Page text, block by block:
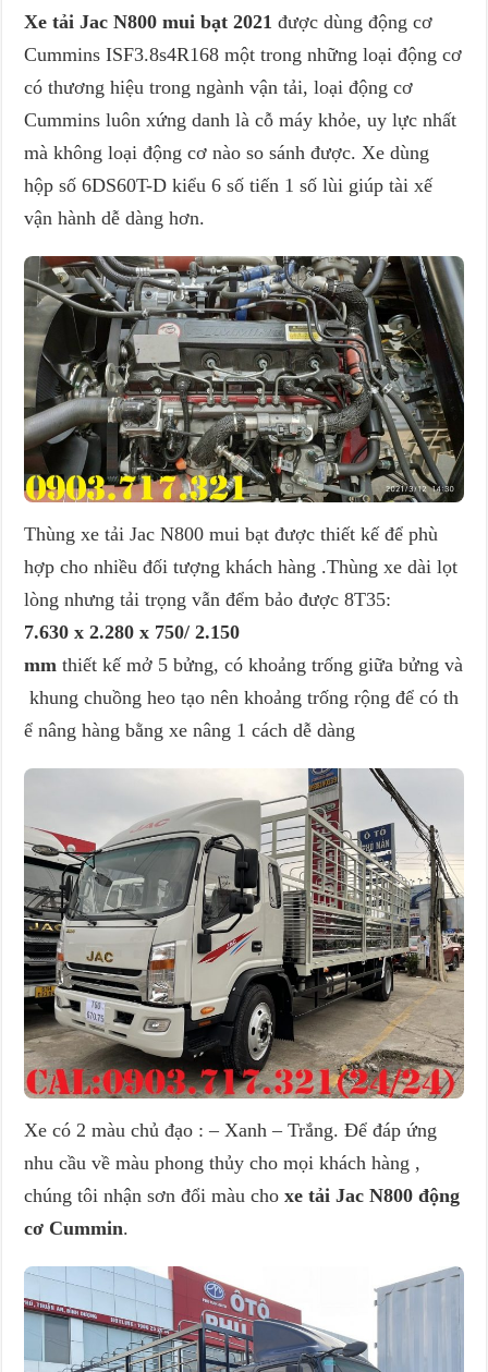
Xe tải Jac N800 mui bạt 2021 được dùng động cơ
Cummins ISF3.8s4R168 một trong những loại động cơ
có thương hiệu trong ngành vận tải, loại động cơ
Cummins luôn xứng danh là cỗ máy khỏe, uy lực nhất
mà không loại động cơ nào so sánh được. Xe dùng
hộp số 6DS60T-D kiểu 6 số tiến 1 số lùi giúp tài xế
vận hành dễ dàng hơn.
Thùng xe tải Jac N800 mui bạt được thiết kế để phù
hợp cho nhiều đối tượng khách hàng .Thùng xe dài lọt
lòng nhưng tải trọng vẫn đểm bảo được 8T35:
7.630 x 2.280 x 750/ 2.150
mmthiết kế mở 5 bửng, có khoảng trống giữa bửng và
khung chuồng heo tạo nên khoảng trống rộng để có th
ể nâng hàng bằng xe nâng 1 cách dễ dàng
Xe có 2 màu chủ đạo : – Xanh – Trắng. Để đáp ứng
nhu cầu về màu phong thủy cho mọi khách hàng ,
chúng tôi nhận sơn đổi màu choxe tải Jac N800 động
cơ Cummin.